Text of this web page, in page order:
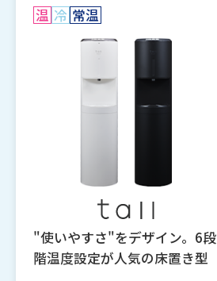
温 冷 常温
"使いやすさ"をデザイン。6段
階温度設定が人気の床置き型